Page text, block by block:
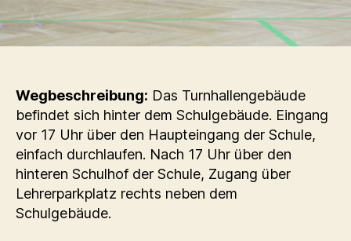
Wegbeschreibung: Das Turnhallengebäude
befindet sich hinter dem Schulgebäude. Eingang
vor 17 Uhr über den Haupteingang der Schule,
einfach durchlaufen. Nach 17 Uhr über den
hinteren Schulhof der Schule, Zugang über
Lehrerparkplatz rechts neben dem
Schulgebäude.